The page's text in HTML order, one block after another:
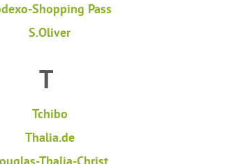
Shopping Pass
S.Oliver
T
Tchibo
Thalia.de